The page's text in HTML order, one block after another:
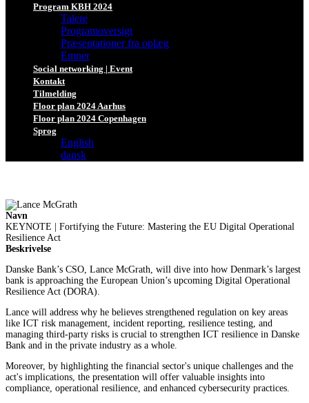
Program KBH 2024
Talere
Programoversigt
Præsentationer fra oplæg
Emner
Social networking | Event
Kontakt
Tilmelding
Floor plan 2024 Aarhus
Floor plan 2024 Copenhagen
Sprog
English
dansk
Navn
KEYNOTE | Fortifying the Future: Mastering the EU Digital Operational
Resilience Act
Beskrivelse
Danske Bank’s CSO, Lance McGrath, will dive into how Denmark’s largest
bank is approaching the European Union’s upcoming Digital Operational
Resilience Act (DORA).
Lance will address why he believes strengthened regulation on key areas
like ICT risk management, incident reporting, resilience testing, and
managing third-party risks is crucial to strengthen ICT resilience in Danske
Bank and in the private industry as a whole.
Moreover, by highlighting the financial sector's unique challenges and the
act's implications, the presentation will offer valuable insights into
compliance, operational resilience, and enhanced cybersecurity practices.